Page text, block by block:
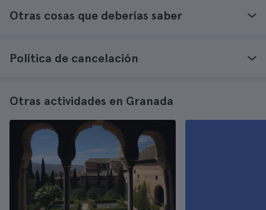
Otras cosas que deberías saber
Política de cancelación
Otras actividades en Granada